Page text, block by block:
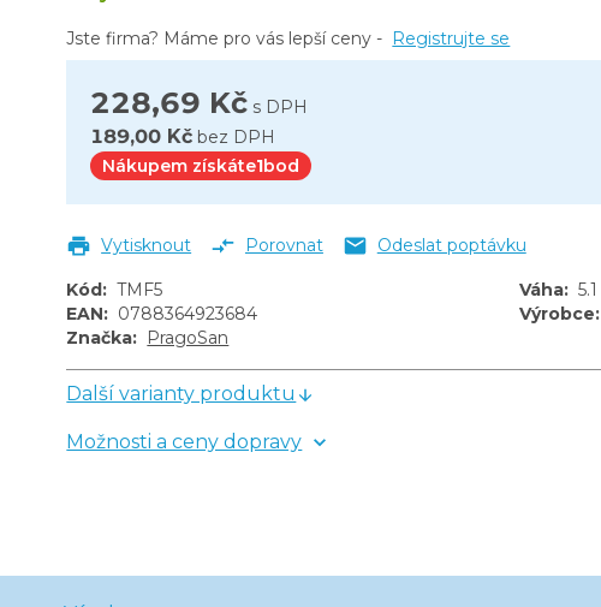
228,69 Kč s DPH
189,00 Kč bez DPH
Nákupem získáte1bod
Jste firma? Máme pro vás lepší ceny - Registrujte se
Vytisknout Porovnat Odeslat poptávku
Kód: TMF5 Váha: 5.1
EAN: 0788364923684 Výrobce:
Značka: PragoSan
Další varianty produktu
Možnosti a ceny dopravy